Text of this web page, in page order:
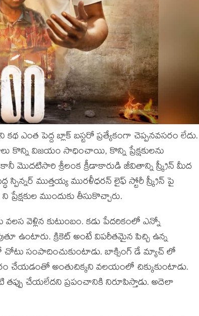
ఎంత పెద్ద బ్లాక్ బస్టరో ప్రత్యేకంగా చెప్పనవసరం లేదు.
కొన్ని విజయం సాధించాయి, కొన్ని ప్రేక్షకులను
మొదటిసారి శ్రీలంక క్రీడాకారుడి జీవితాన్ని స్క్రీన్ మీద
స్పిన్నర్ ముత్తయ్య మురళీధరన్ లైఫ్ స్టోరీ స్క్రీన్ పై
ముందుకు తీసుకొచ్చారు.
వెళ్లిన కుటుంబం. కడు పేదరికంలో ఎన్నో
ఉంటారు. క్రికెట్ అంటే విపరీతమైన పిచ్చి ఉన్న
సంపాదించుకుంటాడు. బాక్సింగ్ డే మ్యాచ్ లో
చేయడంతో అంతుచిక్కని వలయంలో చిక్కుకుంటాడు.
చేయలేదని ప్రపంచానికి నిరూపిస్తాడు. అదెలా